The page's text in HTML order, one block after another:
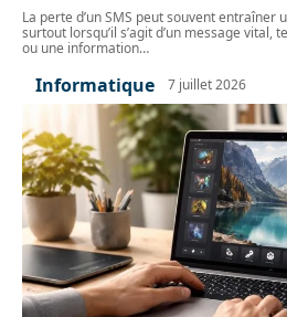
La perte d’un SMS peut souvent entraîner
surtout lorsqu’il s’agit d’un message vital,
ou une information…
Informatique 7 juillet 2026